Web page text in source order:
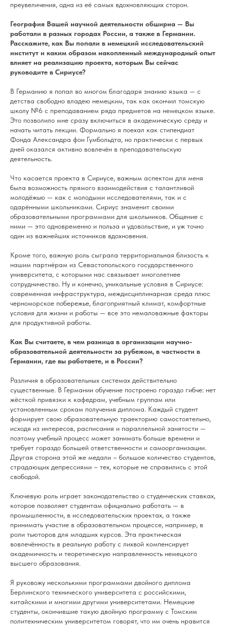
преувеличения, одна из её самых вдохновляющих сторон.
География Вашей научной деятельности обширна — Вы
работали в разных городах России, а также в Германии.
Расскажите, как Вы попали в немецкий исследовательский
институт и каким образом накопленный международный опыт
влияет на реализацию проекта, которым Вы сейчас
руководите в Сириусе?
В Германию я попал во многом благодаря знанию языка — с
детства свободно владею немецким, так как окончил томскую
школу №6 с преподаванием ряда предметов на немецком языке.
Это позволило мне сразу включиться в академическую среду и
начать читать лекции. Формально я поехал как стипендиат
Фонда Александра фон Гумбольдта, но практически с первых
дней оказался активно вовлечён в преподавательскую
деятельность.
Что касается проекта в Сириусе, важным аспектом для меня
была возможность прямого взаимодействия с талантливой
молодёжью — как с молодыми исследователями, так и с
одарёнными школьниками. Сириус знаменит своими
образовательными программами для школьников. Общение с
ними — это одновременно и польза и удовольствие, и уж точно
один из важнейших источников вдохновения.
Кроме того, важную роль сыграла территориальная близость к
нашим партнёрам из Севастопольского государственного
университета, с которыми нас связывает многолетнее
сотрудничество. Ну и конечно, уникальные условия в Сириусе:
современная инфраструктура, междисциплинарная среда плюс
черноморское побережье, благоприятный климат, комфортные
условия для жизни и работы — все это немаловажные факторы
для продуктивной работы.
Как Вы считаете, в чем разница в организации научно-
образовательной деятельности за рубежом, в частности в
Германии, где вы работаете, и в России?
Различия в образовательных системах действительно
существенные. В Германии обучение построено гораздо гибче: нет
жёсткой привязки к кафедрам, учебным группам или
установленным срокам получения диплома. Каждый студент
формирует свою образовательную траекторию самостоятельно,
исходя из интересов, расписания и параллельной занятости —
поэтому учебный процесс может занимать больше времени и
требует гораздо большей ответственности и самоорганизации.
Другая сторона этой же медали – большое количество студентов,
страдающих депрессиями – тех, которые не справились с этой
свободой.
Ключевую роль играет законодательство о студенческих ставках,
которое позволяет студентам официально работать — в
промышленности, в исследовательских проектах, а также
принимать участие в образовательном процессе, например, в
роли тьюторов для младших курсов. Эта практическая
вовлечённость в реальную работу с лихвой компенсирует
академичность и теоретическую направленность немецкого
высшего образования.
Я руковожу несколькими программами двойного диплома
Берлинского технического университета с российскими,
китайскими и многими другими университетами. Немецкие
студенты, окончившие такую двойную программу с Томским
политехническим университетом говорят, что им очень нравится